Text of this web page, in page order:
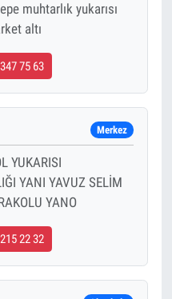
muhtarlık yukarısı
altı
75 63
Merkez
YUKARISI
YANI YAVUZ SELİM
YANO
22 32